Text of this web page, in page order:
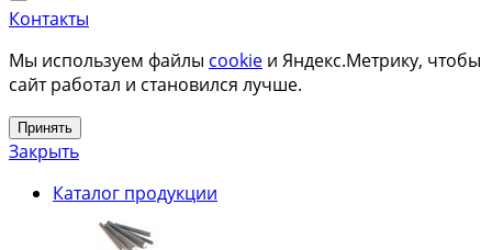
Контакты
Мы используем файлы cookie и Яндекс.Метрику, чтобы
сайт работал и становился лучше.
Принять
Закрыть
Каталог продукции